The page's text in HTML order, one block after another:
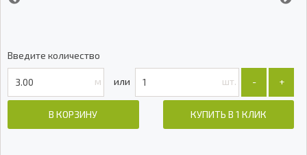
Введите количество
м шт. +
-
В КОРЗИНУ КУПИТЬ В 1 КЛИК